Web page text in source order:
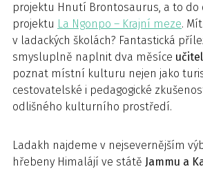
projektu Hnutí Brontosaurus, a to do
projektu La Ngonpo – Krajní meze.
v ladackých školách? Fantastická
smysluplně naplnit dva měsíce
poznat místní kulturu nejen jako
cestovatelské i pedagogické
odlišného kulturního prostředí.
Ladakh najdeme v nejsevernějším
hřebeny Himalájí ve státě Jammu a